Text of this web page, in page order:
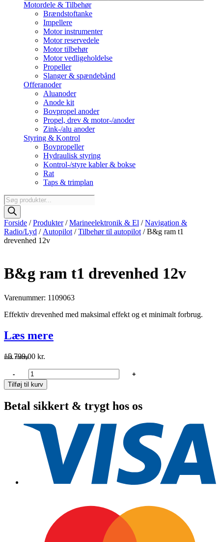
Motordele & Tilbehør
Brændstoftanke
Impellere
Motor instrumenter
Motor reservedele
Motor tilbehør
Motor vedligeholdelse
Propeller
Slanger & spændebånd
Offeranoder
Aluanoder
Anode kit
Bovpropel anoder
Propel, drev & motor-/anoder
Zink-/alu anoder
Styring & Kontrol
Bovpropeller
Hydraulisk styring
Kontrol-/styre kabler & bokse
Rat
Taps & trimplan
Products
search
Forside /Produkter/Marineelektronik & El /Navigation &
Radio/Lyd / Autopilot /Tilbehør til autopilot / B&g ram t1
drevenhed 12v
B&g ram t1 drevenhed 12v
Varenummer: 1109063
Effektiv drevenhed med maksimal effekt og et minimalt forbrug.
Læs mere
15.799,00 kr.
inkl. moms
B&g
ram
t1
12v
-
+
Tilføj til kurv
Betal sikkert & trygt hos os